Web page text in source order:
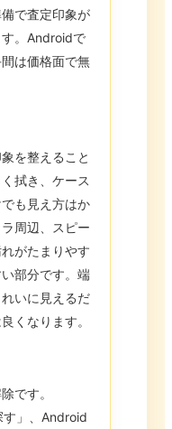
で査定印象が
。Androidで
は価格面で無
を整えること
拭き、ケース
も見え方はか
周辺、スピー
がたまりやす
部分です。端
いに見えるだ
くなります。
です。
」、Android